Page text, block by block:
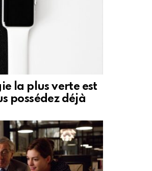
la plus verte est
possédez déjà